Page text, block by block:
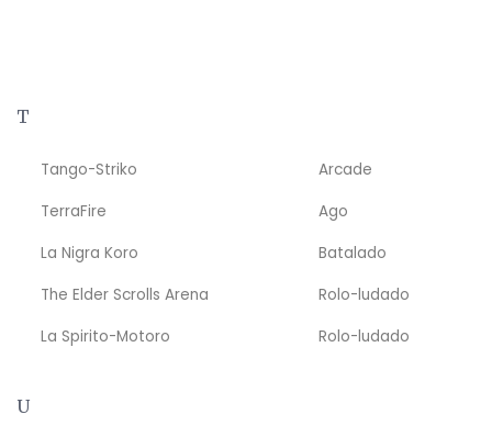
T
Tango-Striko
Arcade
TerraFire
Ago
La Nigra Koro
Batalado
The Elder Scrolls Arena
Rolo-ludado
La Spirito-Motoro
Rolo-ludado
U